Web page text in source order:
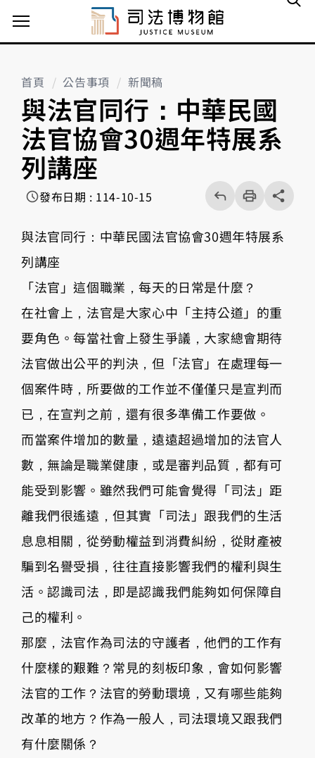
主選單案扭
首頁 公告事項 新聞稿
與法官同行：中華民國
法官協會30週年特展系
列講座
發布日期 : 114-10-15
回
上
一
頁
列
印
share分享按
與法官同行：中華民國法官協會30週年特展系
列講座
「法官」這個職業，每天的日常是什麼？
在社會上，法官是大家心中「主持公道」的重
要角色。每當社會上發生爭議，大家總會期待
法官做出公平的判決，但「法官」在處理每一
個案件時，所要做的工作並不僅僅只是宣判而
已，在宣判之前，還有很多準備工作要做。
而當案件增加的數量，遠遠超過增加的法官人
數，無論是職業健康，或是審判品質，都有可
能受到影響。雖然我們可能會覺得「司法」距
離我們很遙遠，但其實「司法」跟我們的生活
息息相關，從勞動權益到消費糾紛，從財產被
騙到名譽受損，往往直接影響我們的權利與生
活。認識司法，即是認識我們能夠如何保障自
己的權利。
那麼，法官作為司法的守護者，他們的工作有
什麼樣的艱難？常見的刻板印象，會如何影響
法官的工作？法官的勞動環境，又有哪些能夠
改革的地方？作為一般人，司法環境又跟我們
有什麼關係？